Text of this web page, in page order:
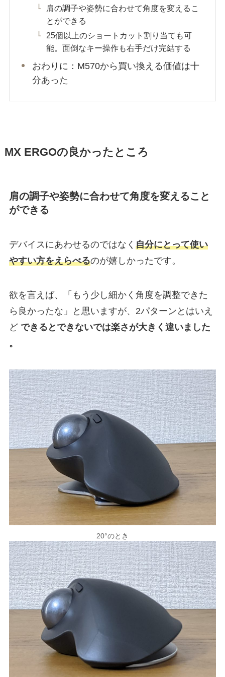
肩の調子や姿勢に合わせて角度を変えるこ
とができる
25個以上のショートカット割り当ても可
能。面倒なキー操作も右手だけ完結する
おわりに：M570から買い換える価値は十
分あった
MX ERGOの良かったところ
肩の調子や姿勢に合わせて角度を変えること
ができる
デバイスにあわせるのではなく 自分にとって使い
やすい方をえらべるのが嬉しかったです。
欲を言えば、「もう少し細かく角度を調整できた
ら良かったな」と思いますが、2パターンとはいえ
ど できるとできないでは楽さが大きく違いました
。
20°のとき